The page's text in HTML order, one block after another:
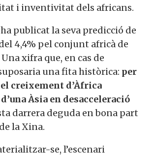
i inventivitat dels africans.
publicat la seva predicció de
4,4% pel conjunt africà de
xifra que, en cas de
una fita històrica: per
creixement d’Àfrica
Àsia en desacceleració
darrera deguda en bona part
la Xina.
se, l’escenari